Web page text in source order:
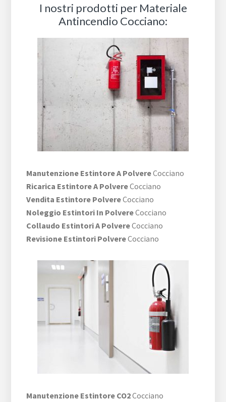
I nostri prodotti per Materiale
Antincendio Cocciano:
Manutenzione Estintore A PolvereCocciano
Ricarica Estintore A PolvereCocciano
Vendita Estintore PolvereCocciano
Noleggio Estintori In PolvereCocciano
Collaudo Estintori A PolvereCocciano
Revisione Estintori PolvereCocciano
Manutenzione Estintore CO2Cocciano